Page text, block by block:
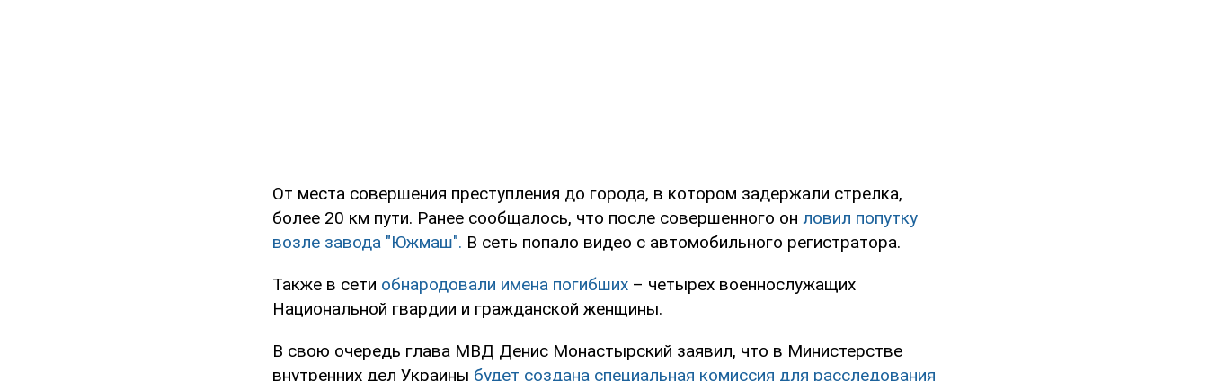
От места совершения преступления до города, в котором задержали стрелка,
более 20 км пути. Ранее сообщалось, что после совершенного он ловил попутку
возле завода "Южмаш". В сеть попало видео с автомобильного регистратора.
Также в сети обнародовали имена погибших – четырех военнослужащих
Национальной гвардии и гражданской женщины.
В свою очередь глава МВД Денис Монастырский заявил, что в Министерстве
внутренних дел Украины будет создана специальная комиссия для расследования